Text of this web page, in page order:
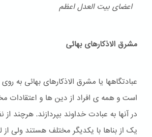
اعضای بیت العدل اعظم
مشرق الاذکارهای بهائی
عبادتگاهها یا مشرق الاذکارهای بهائی به
است و همه ی افراد از دین ها و اعتقادات
در آنها به عبادت خداوند بپردازند. هرچند
یک از بناها با یکدیگر مختلف هستند ولی